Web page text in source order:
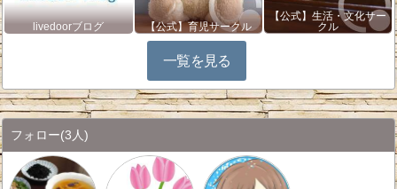
livedoorブログ 【公式】育児サークル
【公式】生活・文化サー
クル
一覧を見る
フォロー(3人)